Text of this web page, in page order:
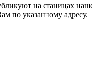
на станицах
по указанному адресу.